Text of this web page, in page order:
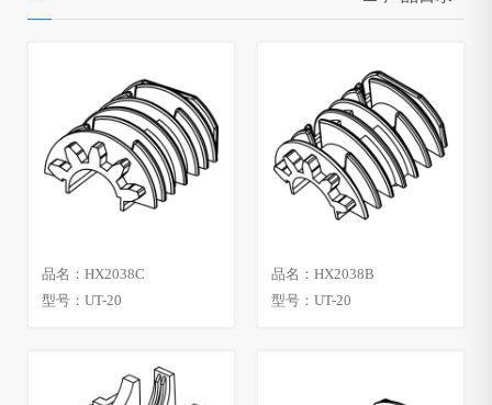
品名：HX2038C
型号：UT-20
品名：HX2038B
型号：UT-20